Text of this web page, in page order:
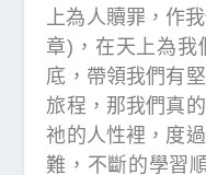
上為人贖罪，作
章)，在天上為我
底，帶領我們有
旅程，那我們真
祂的人性裡，度
難，不斷的學習